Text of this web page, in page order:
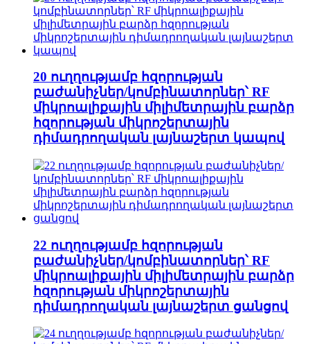
20 ուղղությամբ հզորության
բաժանիչներ/կոմբինատորներ՝ RF
միկրոալիքային միլիմետրային բարձր
հզորության միկրոշերտային
դիմադրողական լայնաշերտ կապով
22 ուղղությամբ հզորության
բաժանիչներ/կոմբինատորներ՝ RF
միկրոալիքային միլիմետրային բարձր
հզորության միկրոշերտային
դիմադրողական լայնաշերտ ցանցով